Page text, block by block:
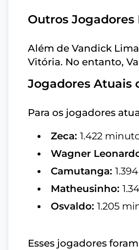
Outros Jogadores
Além de Vandick
Vitória. No entanto,
Jogadores Atuais
Para os jogadores
Zeca: 1.422
Wagner
Camutanga:
Matheusinho:
Osvaldo: 1.205
Esses jogadores